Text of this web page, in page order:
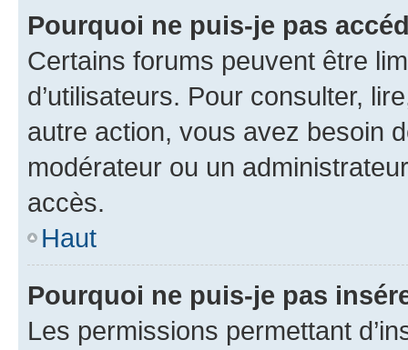
Pourquoi ne puis-je pas
Certains forums peuvent être
d’utilisateurs. Pour consulter,
autre action, vous avez besoin
modérateur ou un
accès.
Haut
Pourquoi ne puis-je pas
Les permissions permettant